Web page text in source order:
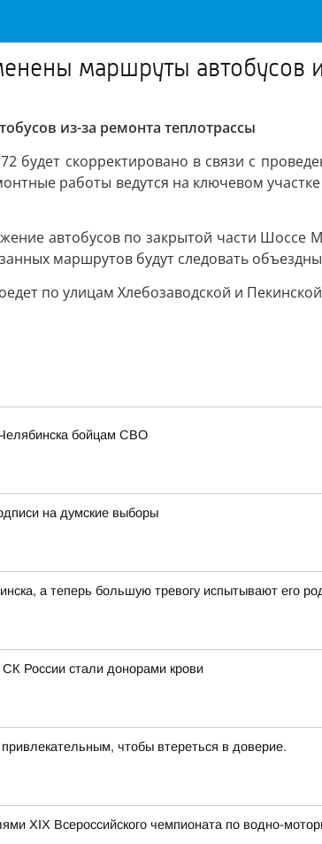
маршруты автобусов
из-за ремонта теплотрассы
скорректировано в связи с
работы ведутся на ключевом
автобусов по закрытой части Шоссе
маршрутов будут следовать
по улицам Хлебозаводской и
бойцам СВО
на думские выборы
а теперь большую тревогу испытывают его
России стали донорами крови
чтобы втереться в доверие.
XIX Всероссийского чемпионата по водно-